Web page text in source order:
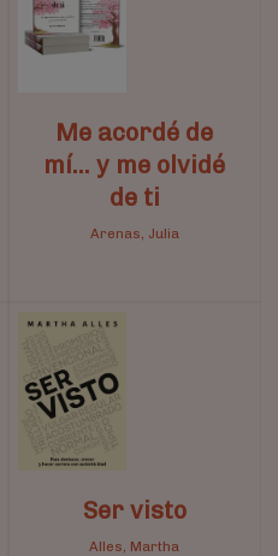
Me acordé de
mí... y me olvidé
de ti
Arenas, Julia
Ser visto
Alles, Martha